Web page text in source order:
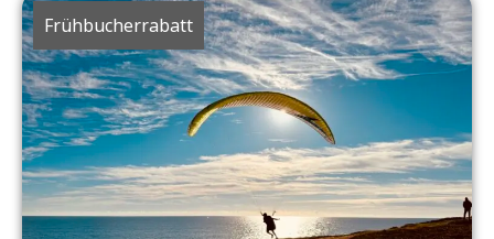
Frühbucherrabatt